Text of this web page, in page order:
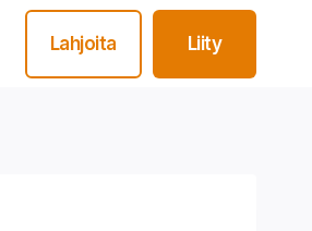
Lahjoita Liity